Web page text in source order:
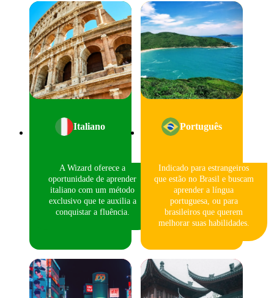
Italiano
A Wizard oferece a
oportunidade de aprender
italiano com um método
exclusivo que te auxilia a
conquistar a fluência.
Português
Indicado para estrangeiros
que estão no Brasil e buscam
aprender a língua
portuguesa, ou para
brasileiros que querem
melhorar suas habilidades.